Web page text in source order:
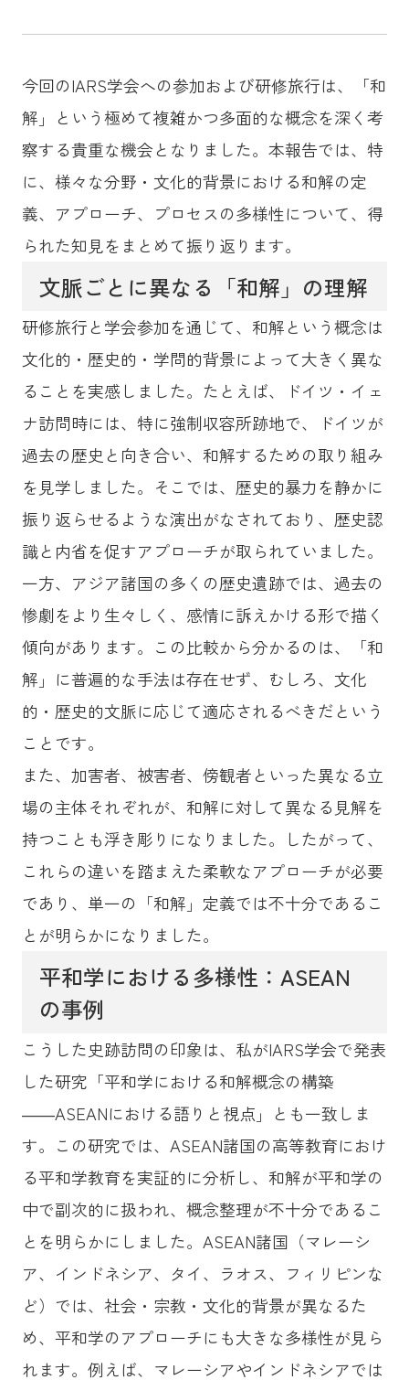
今回のIARS学会への参加および研修旅行は、「和
解」という極めて複雑かつ多面的な概念を深く考
察する貴重な機会となりました。本報告では、特
に、様々な分野・文化的背景における和解の定
義、アプローチ、プロセスの多様性について、得
られた知見をまとめて振り返ります。
文脈ごとに異なる「和解」の理解
研修旅行と学会参加を通じて、和解という概念は
文化的・歴史的・学問的背景によって大きく異な
ることを実感しました。たとえば、ドイツ・イェ
ナ訪問時には、特に強制収容所跡地で、ドイツが
過去の歴史と向き合い、和解するための取り組み
を見学しました。そこでは、歴史的暴力を静かに
振り返らせるような演出がなされており、歴史認
識と内省を促すアプローチが取られていました。
一方、アジア諸国の多くの歴史遺跡では、過去の
惨劇をより生々しく、感情に訴えかける形で描く
傾向があります。この比較から分かるのは、「和
解」に普遍的な手法は存在せず、むしろ、文化
的・歴史的文脈に応じて適応されるべきだという
ことです。
また、加害者、被害者、傍観者といった異なる立
場の主体それぞれが、和解に対して異なる見解を
持つことも浮き彫りになりました。したがって、
これらの違いを踏まえた柔軟なアプローチが必要
であり、単一の「和解」定義では不十分であるこ
とが明らかになりました。
平和学における多様性：ASEAN
の事例
こうした史跡訪問の印象は、私がIARS学会で発表
した研究「平和学における和解概念の構築
――ASEANにおける語りと視点」とも一致しま
す。この研究では、ASEAN諸国の高等教育におけ
る平和学教育を実証的に分析し、和解が平和学の
中で副次的に扱われ、概念整理が不十分であるこ
とを明らかにしました。ASEAN諸国（マレーシ
ア、インドネシア、タイ、ラオス、フィリピンな
ど）では、社会・宗教・文化的背景が異なるた
め、平和学のアプローチにも大きな多様性が見ら
れます。例えば、マレーシアやインドネシアでは